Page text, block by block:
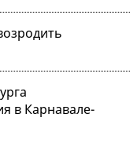
в Карнавале-